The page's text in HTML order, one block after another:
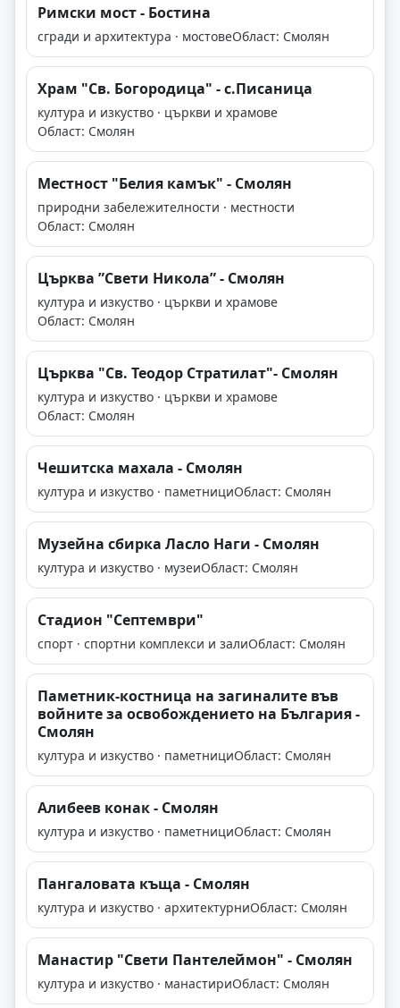
Римски мост - Бостина
сгради и архитектура · мостовеОбласт: Смолян
Храм "Св. Богородица" - с.Писаница
култура и изкуство · църкви и храмове
Област: Смолян
Местност "Белия камък" - Смолян
природни забележителности · местности
Област: Смолян
Църква ”Свети Никола” - Смолян
култура и изкуство · църкви и храмове
Област: Смолян
Църква "Св. Теодор Стратилат"- Смолян
култура и изкуство · църкви и храмове
Област: Смолян
Чешитска махала - Смолян
култура и изкуство · паметнициОбласт: Смолян
Музейна сбирка Ласло Наги - Смолян
култура и изкуство · музеиОбласт: Смолян
Стадион "Септември"
спорт · спортни комплекси и залиОбласт: Смолян
Паметник-костница на загиналите във
войните за освобождението на България -
Смолян
култура и изкуство · паметнициОбласт: Смолян
Алибеев конак - Смолян
култура и изкуство · паметнициОбласт: Смолян
Пангаловата къща - Смолян
култура и изкуство · архитектурниОбласт: Смолян
Манастир "Свети Пантелеймон" - Смолян
култура и изкуство · манастириОбласт: Смолян